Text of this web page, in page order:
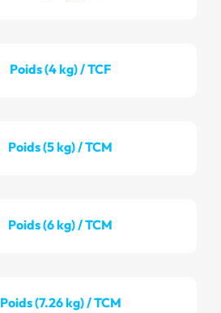
Poids (4 kg) / TCF
Poids (5 kg) / TCM
Poids (6 kg) / TCM
Poids (7.26 kg) / TCM